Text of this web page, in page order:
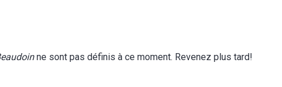
ne sont pas définis à ce moment. Revenez plus tard!